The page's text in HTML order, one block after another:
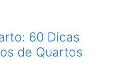
60 Dicas
de Quartos